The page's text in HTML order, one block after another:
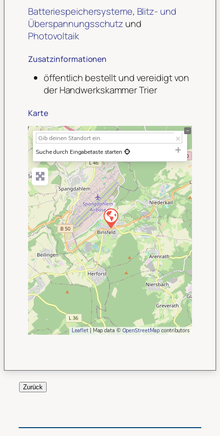
Batteriespeichersysteme, Blitz- und
Überspannungsschutz und
Photovoltaik
Zusatzinformationen
öffentlich bestellt und vereidigt von
der Handwerkskammer Trier
Karte
+
−
Suche durch Eingabetaste starten
Leaflet| Map data © OpenStreetMap contributors
Zurück